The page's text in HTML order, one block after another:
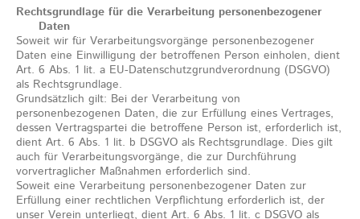
Rechtsgrundlage für die Verarbeitung personenbezogener
Daten
Soweit wir für Verarbeitungsvorgänge personenbezogener
Daten eine Einwilligung der betroffenen Person einholen, dient
Art. 6 Abs. 1 lit. a EU-Datenschutzgrundverordnung (DSGVO)
als Rechtsgrundlage.
Grundsätzlich gilt: Bei der Verarbeitung von
personenbezogenen Daten, die zur Erfüllung eines Vertrages,
dessen Vertragspartei die betroffene Person ist, erforderlich ist,
dient Art. 6 Abs. 1 lit. b DSGVO als Rechtsgrundlage. Dies gilt
auch für Verarbeitungsvorgänge, die zur Durchführung
vorvertraglicher Maßnahmen erforderlich sind.
Soweit eine Verarbeitung personenbezogener Daten zur
Erfüllung einer rechtlichen Verpflichtung erforderlich ist, der
unser Verein unterliegt, dient Art. 6 Abs. 1 lit. c DSGVO als